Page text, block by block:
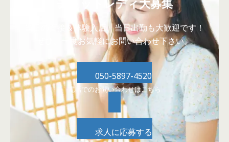
当日の面接＆体験入店、当日出勤も大歓迎です！
ぜひ、一度お気軽にお問い合わせ下さい。
050-5897-4520
電話でのお問い合わせはこちら
求人に応募する